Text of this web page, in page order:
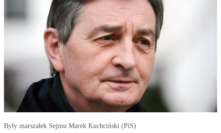
Były marszałek Sejmu Marek Kuchciński (PiS)